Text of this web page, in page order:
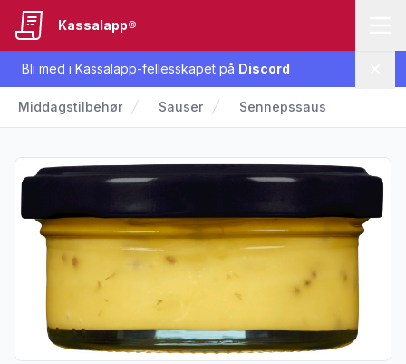
Bli med i Kassalapp-fellesskapet på Discord
Kassalapp®
Middagstilbehør Sauser Sennepssaus